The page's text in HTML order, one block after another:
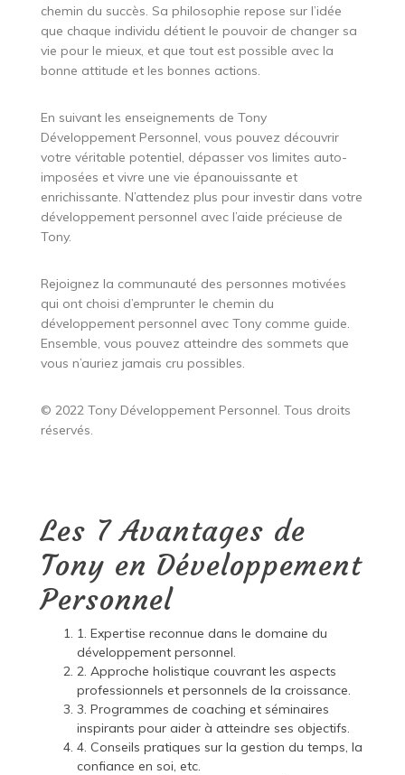
chemin du succès. Sa philosophie repose sur l’idée
que chaque individu détient le pouvoir de changer sa
vie pour le mieux, et que tout est possible avec la
bonne attitude et les bonnes actions.
En suivant les enseignements de Tony
Développement Personnel, vous pouvez découvrir
votre véritable potentiel, dépasser vos limites auto-
imposées et vivre une vie épanouissante et
enrichissante. N’attendez plus pour investir dans votre
développement personnel avec l’aide précieuse de
Tony.
Rejoignez la communauté des personnes motivées
qui ont choisi d’emprunter le chemin du
développement personnel avec Tony comme guide.
Ensemble, vous pouvez atteindre des sommets que
vous n’auriez jamais cru possibles.
© 2022 Tony Développement Personnel. Tous droits
réservés.
Les 7 Avantages de
Tony en Développement
Personnel
1. Expertise reconnue dans le domaine du
développement personnel.
2. Approche holistique couvrant les aspects
professionnels et personnels de la croissance.
3. Programmes de coaching et séminaires
inspirants pour aider à atteindre ses objectifs.
4. Conseils pratiques sur la gestion du temps, la
confiance en soi, etc.